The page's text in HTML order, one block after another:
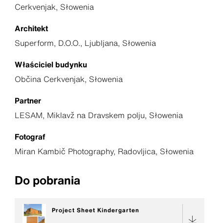
Cerkvenjak, Słowenia
Architekt
Superform, D.O.O., Ljubljana, Słowenia
Właściciel budynku
Občina Cerkvenjak, Słowenia
Partner
LESAM, Miklavž na Dravskem polju, Słowenia
Fotograf
Miran Kambič Photography, Radovljica, Słowenia
Do pobrania
Project Sheet Kindergarten